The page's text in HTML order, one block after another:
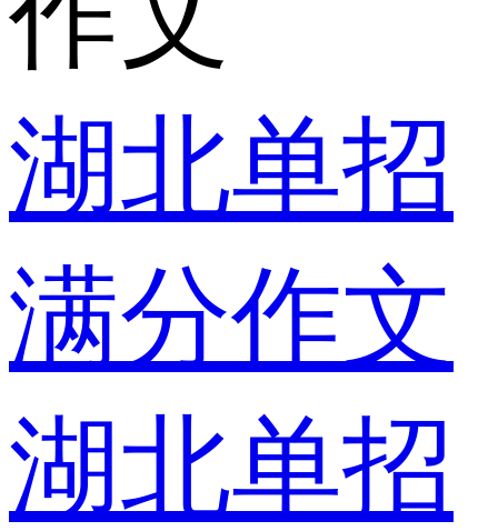
湖北单招
满分作文
湖北单招